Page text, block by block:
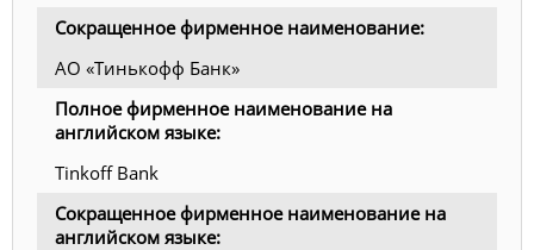
Сокращенное фирменное наименование:
АО «Тинькофф Банк»
Полное фирменное наименование на
английском языке:
Tinkoff Bank
Сокращенное фирменное наименование на
английском языке: